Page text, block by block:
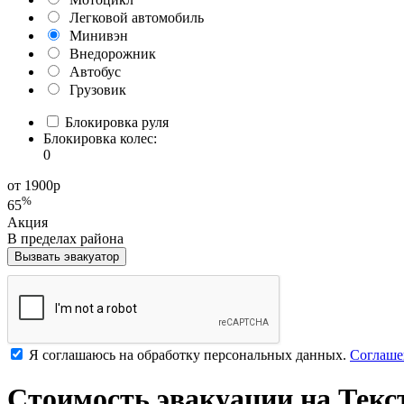
Легковой автомобиль
Минивэн
Внедорожник
Автобус
Грузовик
Блокировка руля
Блокировка колес:
0
от 1900р
65%
Акция
В пределах района
Вызвать эвакуатор
Я соглашаюсь на обработку персональных данных.